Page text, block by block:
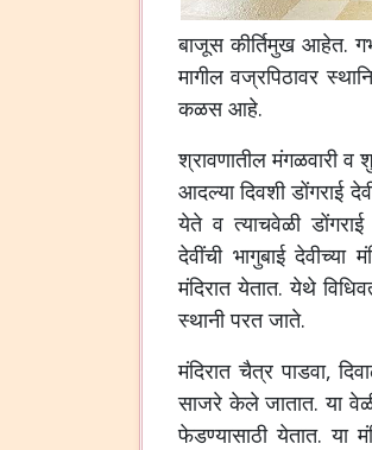
बाजूस कीर्तिमुख आहेत.
मागील वज्रपिठावर
कळस आहे.
श्रावणातील मंगळवारी व
आदल्या दिवशी डोंगराई
येते व त्याचवेळी डोंगराई
देवींची भागुबाई देवीच्या
मंदिरात येतात.येथे
स्थानी परत जाते.
मंदिरात चैत्र पाडवा,
साजरे केले जातात.या
फेडण्यासाठी येतात.या